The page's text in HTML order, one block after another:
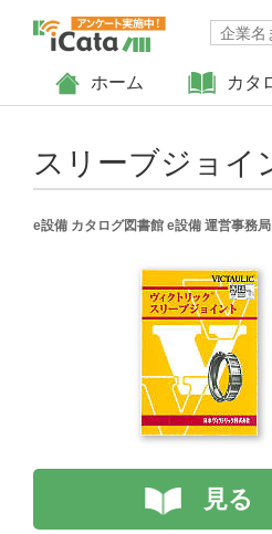
ホーム カタ
スリーブジョイ
e設備 カタログ図書館 e設備 運営事務局
見る